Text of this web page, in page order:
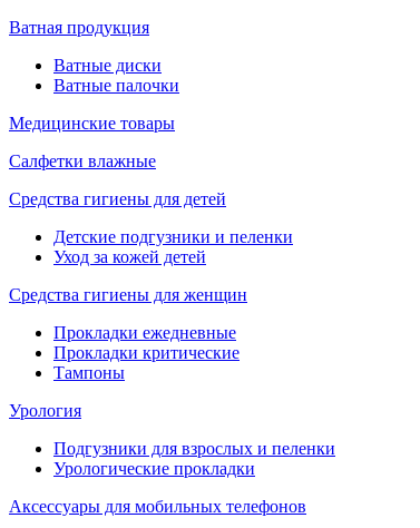
Ватная продукция
Ватные диски
Ватные палочки
Медицинские товары
Салфетки влажные
Средства гигиены для детей
Детские подгузники и пеленки
Уход за кожей детей
Средства гигиены для женщин
Прокладки ежедневные
Прокладки критические
Тампоны
Урология
Подгузники для взрослых и пеленки
Урологические прокладки
Аксессуары для мобильных телефонов